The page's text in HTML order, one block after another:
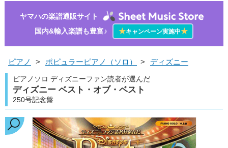
ヤマハの楽譜通販サイト
国内&輸入楽譜も豊富♪
★キャンペーン実施中★
ピアノ > ポピュラーピアノ（ソロ） > ディズニー
ピアノソロ ディズニーファン読者が選んだ
ディズニー ベスト・オブ・ベスト
250号記念盤